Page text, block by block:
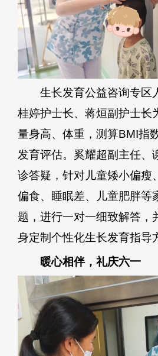
生长发育公益咨询专区
桂婷护士长、蒋烜副护士长
量身高、体重，测算BMI指
发育评估。奚耀超副主任、
诊答疑，针对儿童矮小偏瘦
偏食、睡眠差、儿童肥胖等
题，进行一对一细致解答，
身定制个性化生长发育指导
暖心相伴，礼庆六一